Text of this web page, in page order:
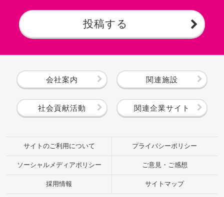
投稿する
会社案内 関連施設
社会貢献活動 関連企業サイト
サイトのご利用について プライバシーポリシー
ソーシャルメディアポリシー ご意見・ご感想
採用情報 サイトマップ